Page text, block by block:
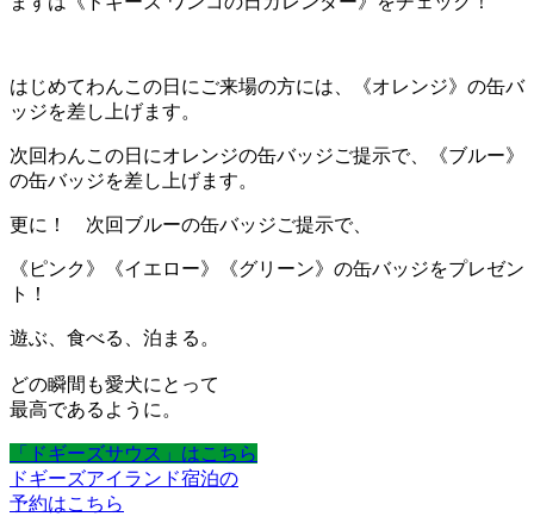
はじめてわんこの日にご来場の方には、《オレンジ》の缶バ
ッジを差し上げます。
次回わんこの日にオレンジの缶バッジご提示で、《ブルー》
の缶バッジを差し上げます。
更に！ 次回ブルーの缶バッジご提示で、
《ピンク》《イエロー》《グリーン》の缶バッジをプレゼン
ト！
遊ぶ、食べる、泊まる。
どの瞬間も愛犬にとって
最高であるように。
「ドギーズサウス」はこちら
ドギーズアイランド宿泊の
予約はこちら